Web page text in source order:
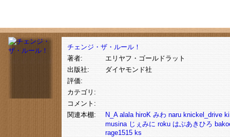
チェンジ・ザ・ルール！
著者:
エリヤフ・ゴールドラット
出版社:
ダイヤモンド社
評価:
カテゴリ:
コメント:
関連本棚:
N_A alala hiroK みわ naru knickel_drive
musina じぇみに roku はぶあきひろ
rage1515 ks